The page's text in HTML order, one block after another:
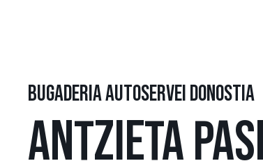
BUGADERIA AUTOSERVEI DONOSTIA
ANTZIETA